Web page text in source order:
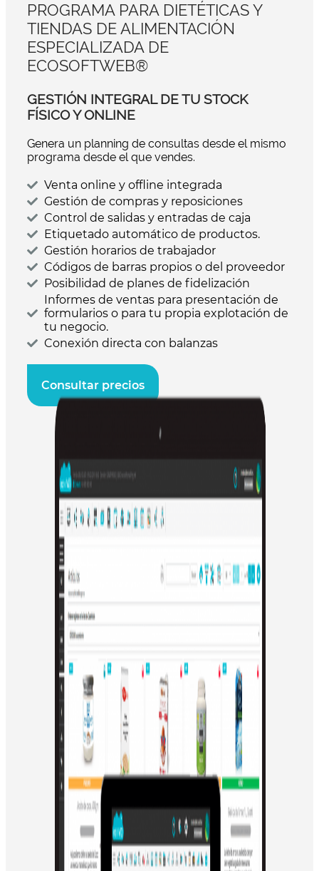
PROGRAMA PARA DIETÉTICAS Y
TIENDAS DE ALIMENTACIÓN
ESPECIALIZADA DE
ECOSOFTWEB®
GESTIÓN INTEGRAL DE TU STOCK
FÍSICO Y ONLINE
Genera un planning de consultas desde el mismo
programa desde el que vendes.
Venta online y offline integrada
Gestión de compras y reposiciones
Control de salidas y entradas de caja
Etiquetado automático de productos.
Gestión horarios de trabajador
Códigos de barras propios o del proveedor
Posibilidad de planes de fidelización
Informes de ventas para presentación de
formularios o para tu propia explotación de
tu negocio.
Conexión directa con balanzas
Consultar precios